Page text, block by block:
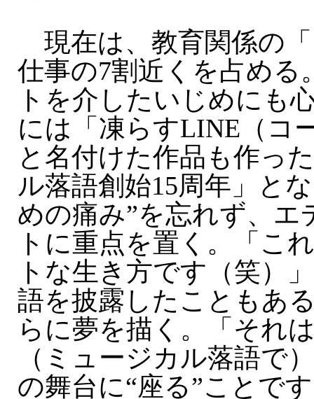
現在は、教育関係の
仕事の7割近くを占める
トを介したいじめにも
には「凍らすLINE（コ
と名付けた作品も作っ
ル落語創始15周年」と
めの痛み”を忘れず、エ
トに重点を置く。「こ
トな生き方です（笑）
語を披露したこともあ
らに夢を描く。「それ
（ミュージカル落語で
の舞台に“座る”ことで